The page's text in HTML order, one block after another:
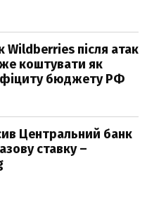
Wildberries після атак
коштувати як
бюджету РФ
Центральний банк
ставку –